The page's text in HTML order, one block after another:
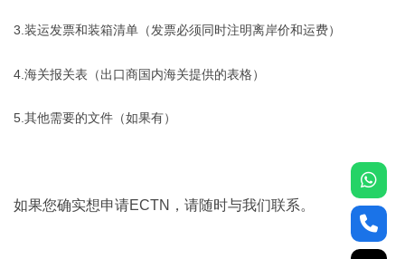
3.装运发票和装箱清单（发票必须同时注明离岸价和运费）
4.海关报关表（出口商国内海关提供的表格）
5.其他需要的文件（如果有）
如果您确实想申请ECTN，请随时与我们联系。